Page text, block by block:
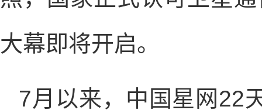
大幕即将开启。
7月以来，中国星网22